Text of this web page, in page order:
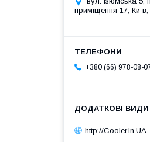
приміщення 17, Київ,
+380 (66) 978-08-
http://Cooler.In.UA